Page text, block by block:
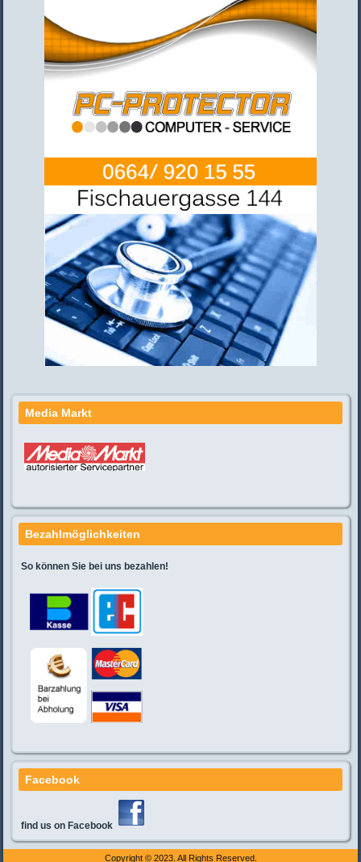
Media Markt
Bezahlmöglichkeiten
So können Sie bei uns bezahlen!
Facebook
findus on Facebook
Copyright © 2023. All Rights Reserved.